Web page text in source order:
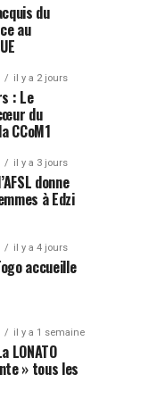
du
au
il y a 2 jours
: Le
du
CCoM1
il y a 3 jours
donne
à Edzi
il y a 4 jours
accueille
il y a 1 semaine
LONATO
» tous les